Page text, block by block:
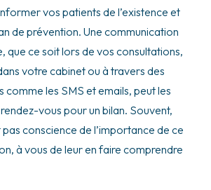
vos patients de l’existence et
de prévention. Une communication
que ce soit lors de vos consultations,
votre cabinet ou à travers des
comme les SMS et emails, peut les
vous pour un bilan. Souvent,
pas conscience de l’importance de ce
à vous de leur en faire comprendre